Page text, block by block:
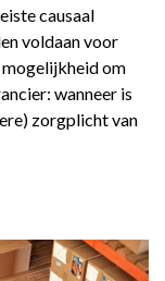
causaal
voldaan voor
mogelijkheid om
wanneer is
zorgplicht van